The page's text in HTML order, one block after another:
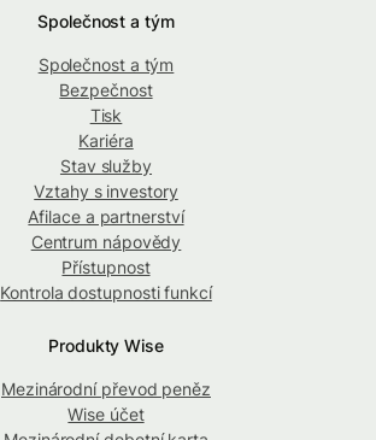
Společnost a tým
Společnost a tým
Bezpečnost
Tisk
Kariéra
Stav služby
Vztahy s investory
Afilace a partnerství
Centrum nápovědy
Přístupnost
Kontrola dostupnosti funkcí
Produkty Wise
Mezinárodní převod peněz
Wise účet